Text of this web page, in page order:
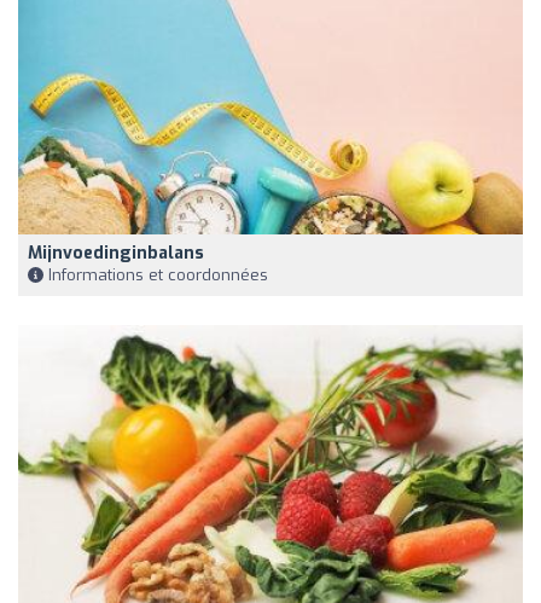
Mijnvoedinginbalans
Informations et coordonnées